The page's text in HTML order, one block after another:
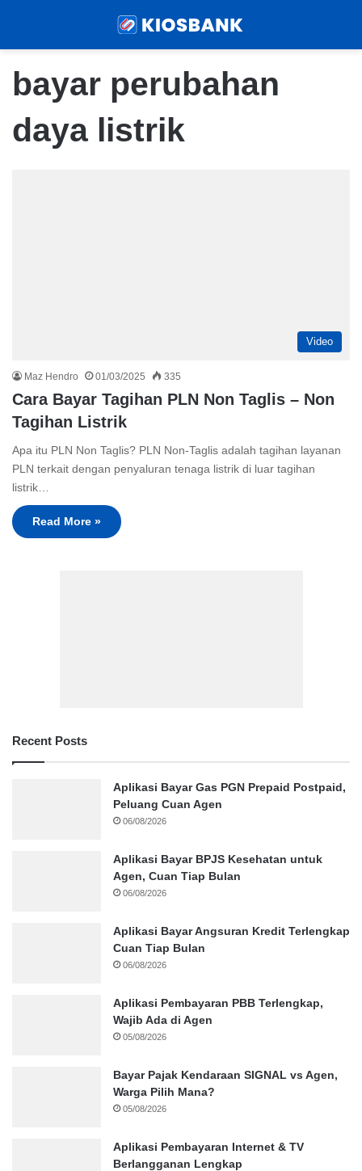
bayar perubahan
daya listrik
Video
Maz Hendro 01/03/2025 335
Cara Bayar Tagihan PLN Non Taglis – Non
Tagihan Listrik
Apa itu PLN Non Taglis? PLN Non-Taglis adalah tagihan layanan
PLN terkait dengan penyaluran tenaga listrik di luar tagihan
listrik…
Read More »
Recent Posts
Aplikasi Bayar Gas PGN Prepaid Postpaid,
Peluang Cuan Agen
06/08/2026
Aplikasi Bayar BPJS Kesehatan untuk
Agen, Cuan Tiap Bulan
06/08/2026
Aplikasi Bayar Angsuran Kredit Terlengkap
Cuan Tiap Bulan
06/08/2026
Aplikasi Pembayaran PBB Terlengkap,
Wajib Ada di Agen
05/08/2026
Bayar Pajak Kendaraan SIGNAL vs Agen,
Warga Pilih Mana?
05/08/2026
Aplikasi Pembayaran Internet & TV
Berlangganan Lengkap